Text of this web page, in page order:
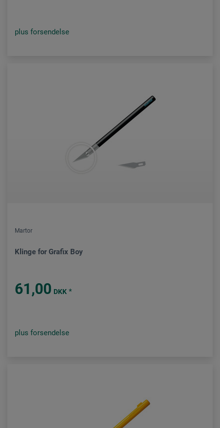
plus forsendelse
Martor
Klinge for Grafix Boy
61,00 DKK *
plus forsendelse